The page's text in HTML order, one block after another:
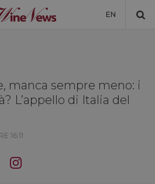
EN
SOLO VINO
DI WINENEWS
DICONO DI NOI
manca sempre meno: i
L’appello di Italia del
16:11